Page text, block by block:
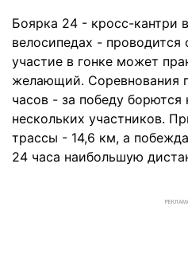
Боярка 24 - кросс-кантри
велосипедах - проводится
участие в гонке может
желающий. Соревнования
часов - за победу
нескольких участников.
трассы - 14,6 км, а
24 часа наибольшую